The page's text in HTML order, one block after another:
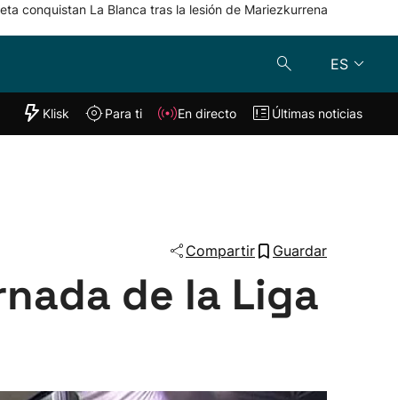
conquistan La Blanca tras la lesión de Mariezkurrena
ES
"Helmuga"
Klisk En directo
Klisk Para ti En directo Últimas noticias
Compartir Guardar
de la Liga